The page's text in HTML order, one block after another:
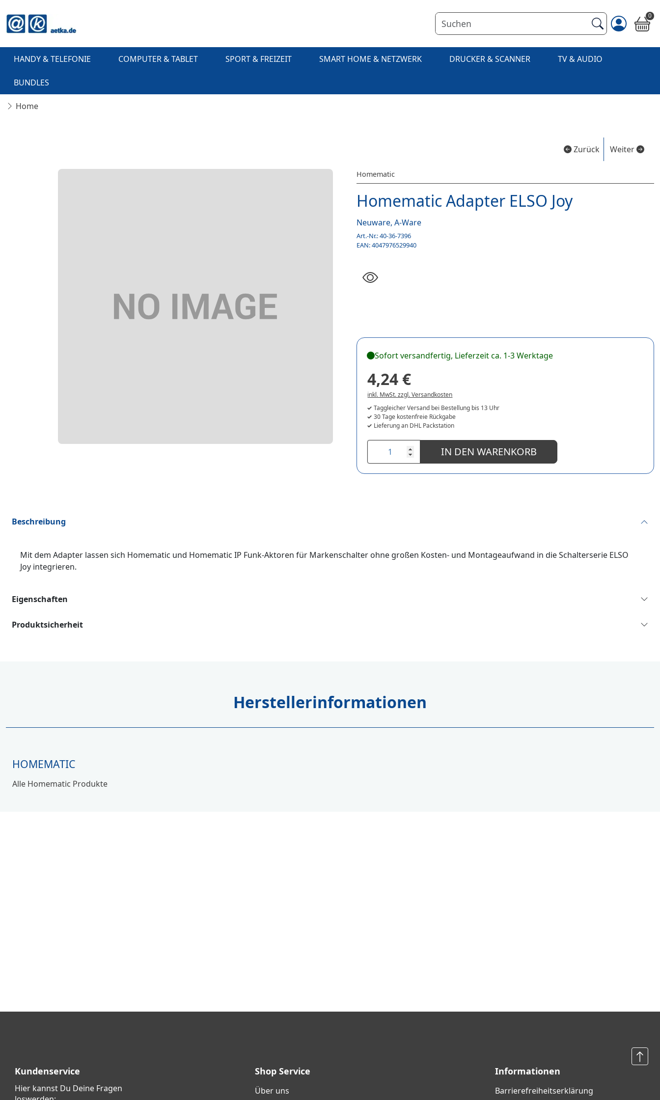
0
HANDY & TELEFONIE COMPUTER & TABLET SPORT & FREIZEIT SMART HOME & NETZWERK DRUCKER & SCANNER TV & AUDIO
BUNDLES
Home
Zurück Weiter
Homematic
Homematic Adapter ELSO Joy
Neuware, A-Ware
Art.-Nr.:40-36-7396
EAN:4047976529940
Sofort versandfertig, Lieferzeit ca. 1-3 Werktage
4,24 €
inkl. MwSt. zzgl. Versandkosten
Taggleicher Versand bei Bestellung bis 13 Uhr
30 Tage kostenfreie Rückgabe
Lieferung an DHL Packstation
IN DEN WARENKORB
Beschreibung
Mit dem Adapter lassen sich Homematic und Homematic IP Funk-Aktoren für Markenschalter ohne großen Kosten- und Montageaufwand in die Schalterserie ELSO
Joy integrieren.
Eigenschaften
Produktsicherheit
Herstellerinformationen
HOMEMATIC
Alle Homematic Produkte
Kundenservice
Hier kannst Du Deine Fragen
Shop Service
Über uns
Informationen
Barrierefreiheits­erklärung